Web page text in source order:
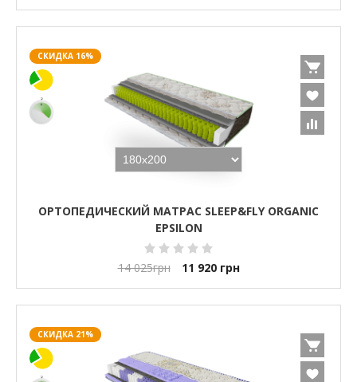
СКИДКА 16%
ОРТОПЕДИЧЕСКИЙ МАТРАС SLEEP&FLY ORGANIC
EPSILON
14 025грн 11 920 грн
СКИДКА 21%